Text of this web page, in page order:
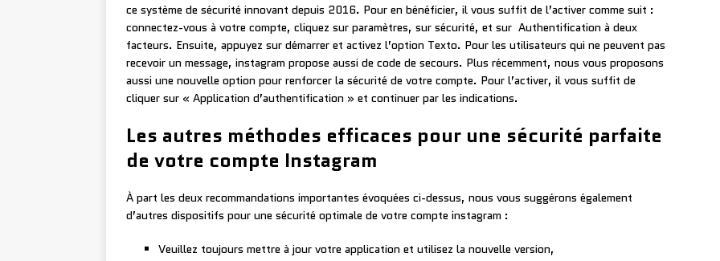
ce système de sécurité innovant depuis 2016. Pour en bénéficier, il vous suffit de l’activer comme suit :
connectez-vous à votre compte, cliquez sur paramètres, sur sécurité, et sur Authentification à deux
facteurs. Ensuite, appuyez sur démarrer et activez l’option Texto. Pour les utilisateurs qui ne peuvent pas
recevoir un message, instagram propose aussi de code de secours. Plus récemment, nous vous proposons
aussi une nouvelle option pour renforcer la sécurité de votre compte. Pour l’activer, il vous suffit de
cliquer sur « Application d’authentification » et continuer par les indications.
Les autres méthodes efficaces pour une sécurité parfaite
de votre compte Instagram
À part les deux recommandations importantes évoquées ci-dessus, nous vous suggérons également
d’autres dispositifs pour une sécurité optimale de votre compte instagram :
Veuillez toujours mettre à jour votre application et utilisez la nouvelle version,